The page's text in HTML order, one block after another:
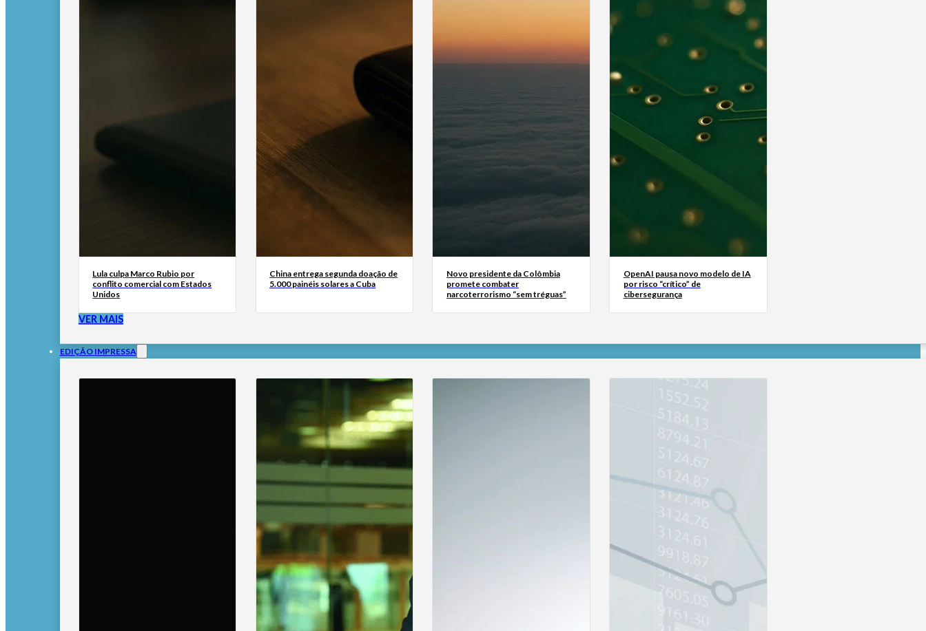
Lula culpa Marco Rubio por
conflito comercial com Estados
Unidos
China entrega segunda doação de
5.000 painéis solares a Cuba
Novo presidente da Colômbia
promete combater
narcoterrorismo “sem tréguas”
OpenAI pausa novo modelo de IA
por risco “crítico” de
cibersegurança
VER MAIS
EDIÇÃO IMPRESSA